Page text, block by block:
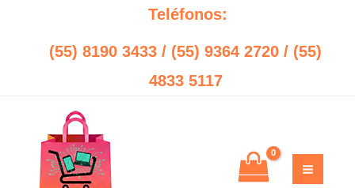
contenido
Teléfonos:
(55) 8190 3433 / (55) 9364 2720 / (55)
4833 5117